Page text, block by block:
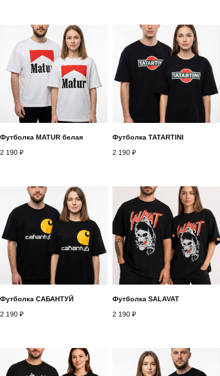
Футболка MATUR белая
2 190 ₽
Футболка TATARTINI
2 190 ₽
Футболка САБАНТУЙ
2 190 ₽
Футболка SALAVAT
2 190 ₽